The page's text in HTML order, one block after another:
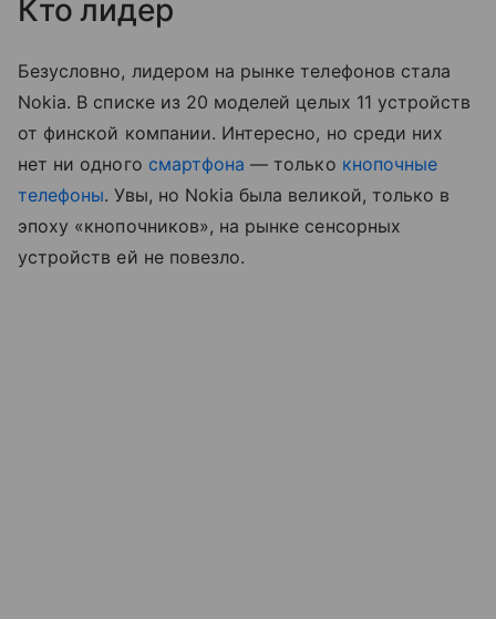
Кто лидер
Безусловно, лидером на рынке телефонов стала
Nokia. В списке из 20 моделей целых 11 устройств
от финской компании. Интересно, но среди них
нет ни одного смартфона — только кнопочные
телефоны. Увы, но Nokia была великой, только в
эпоху «кнопочников», на рынке сенсорных
устройств ей не повезло.